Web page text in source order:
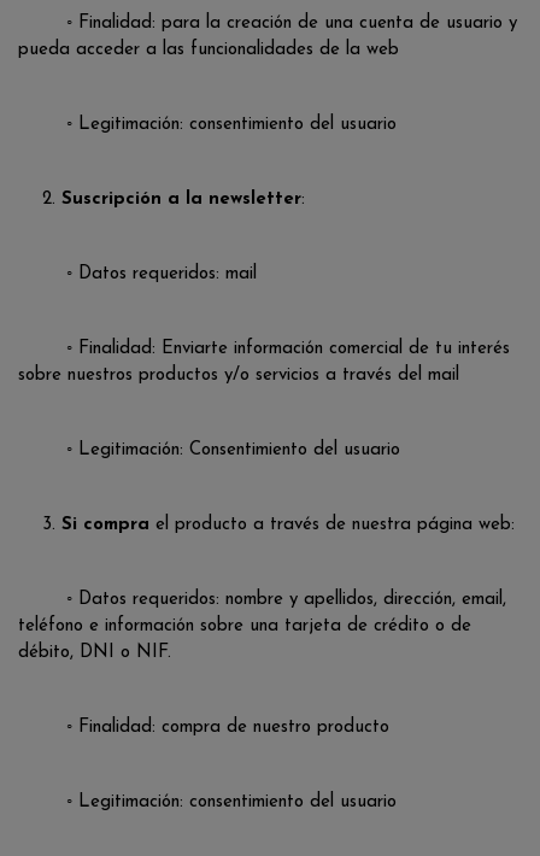
◦ Finalidad: para la creación de una cuenta de usuario y
pueda acceder a las funcionalidades de la web
◦ Legitimación: consentimiento del usuario
2. Suscripción a la newsletter:
◦ Datos requeridos: mail
◦ Finalidad: Enviarte información comercial de tu interés
sobre nuestros productos y/o servicios a través del mail
◦ Legitimación: Consentimiento del usuario
3. Si compra el producto a través de nuestra página web:
◦ Datos requeridos: nombre y apellidos, dirección, email,
teléfono e información sobre una tarjeta de crédito o de
débito, DNI o NIF.
◦ Finalidad: compra de nuestro producto
◦ Legitimación: consentimiento del usuario